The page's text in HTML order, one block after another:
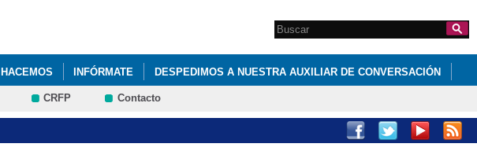
Formulario de
búsqueda
Search this site
INFÓRMATE DESPEDIMOS A NUESTRA AUXILIAR DE CONVERSACIÓN
EL CURSO 2025/2026 REUNIÓN PERIODO DE ADAPTACIÓN 3 AÑOS
CRFP Contacto